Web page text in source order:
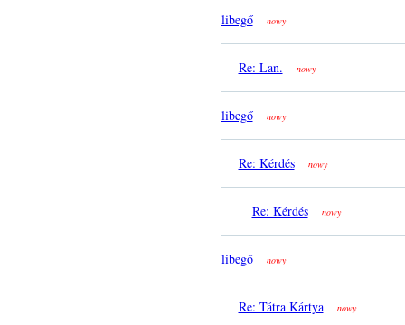
libegő nowy
Re: Lan. nowy
libegő nowy
Re: Kérdés nowy
Re: Kérdés nowy
libegő nowy
Re: Tátra Kártya nowy